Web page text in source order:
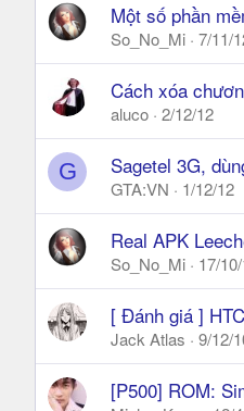
Một số phần
So_No_Mi 7/11/
Cách xóa
aluco 2/12/12
G Sagetel 3G,
GTA:VN 1/12/12
Real APK
So_No_Mi 17/
[ Đánh giá ]
Jack Atlas 9/12/
[P500] ROM: